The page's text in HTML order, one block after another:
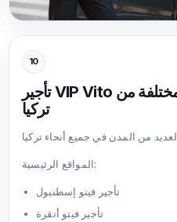
10
تأجير VIP Vito مع سائق في مناطق مختلفة من
تركيا
المواقع الرئيسية:
تأجير فيتو إسطنبول
تأجير فيتو أنقرة